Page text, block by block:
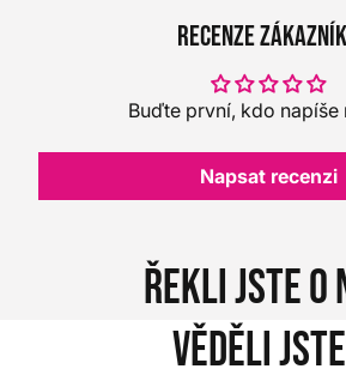
Recenze
Buďte první, kdo napíše
Napsat recenzi
Řekli jste o
Věděli